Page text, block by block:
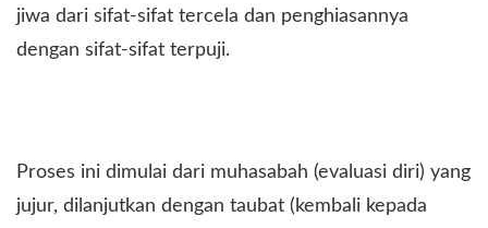
jiwa dari sifat-sifat tercela dan penghiasannya
dengan sifat-sifat terpuji.
Proses ini dimulai dari muhasabah (evaluasi diri) yang
jujur, dilanjutkan dengan taubat (kembali kepada